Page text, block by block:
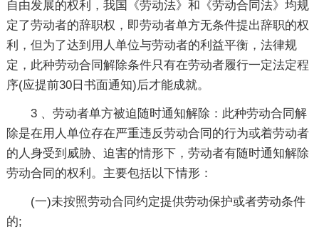
自由发展的权利，我国《劳动法》和《劳动合同法》均规
定了劳动者的辞职权，即劳动者单方无条件提出辞职的权
利，但为了达到用人单位与劳动者的利益平衡，法律规
定，此种劳动合同解除条件只有在劳动者履行一定法定程
序(应提前30日书面通知)后才能成就。
3 、劳动者单方被迫随时通知解除：此种劳动合同解
除是在用人单位存在严重违反劳动合同的行为或着劳动者
的人身受到威胁、迫害的情形下，劳动者有随时通知解除
劳动合同的权利。主要包括以下情形：
(一)未按照劳动合同约定提供劳动保护或者劳动条件
的;